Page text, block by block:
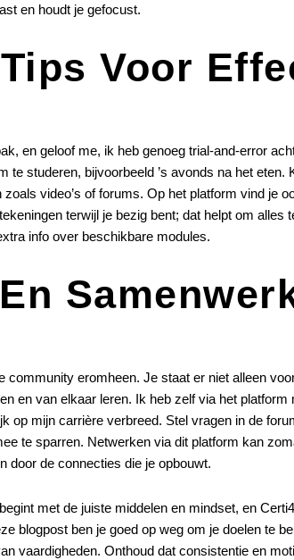
en houdt je gefocust.
Voor
en geloof me, ik heb genoeg trial-and-error
te studeren, bijvoorbeeld ’s avonds na het eten.
video’s of forums. Op het platform vind je
terwijl je bezig bent; dat helpt om alles
info over beschikbare modules.
community eromheen. Je staat er niet alleen
en van elkaar leren. Ik heb zelf via het
op mijn carrière verbreed. Stel vragen in de
te sparren. Netwerken via dit platform kan
door de connecties die je opbouwt.
met de juiste middelen en mindset, en
blogpost ben je goed op weg om je doelen te
vaardigheden. Onthoud dat consistentie en